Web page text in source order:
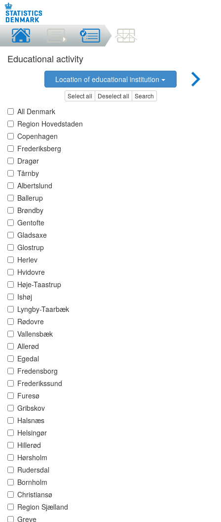
Educational activity
Location of educational institution
Select all Deselect all Search
All Denmark
Region Hovedstaden
Copenhagen
Frederiksberg
Dragør
Tårnby
Albertslund
Ballerup
Brøndby
Gentofte
Gladsaxe
Glostrup
Herlev
Hvidovre
Høje-Taastrup
Ishøj
Lyngby-Taarbæk
Rødovre
Vallensbæk
Allerød
Egedal
Fredensborg
Frederikssund
Furesø
Gribskov
Halsnæs
Helsingør
Hillerød
Hørsholm
Rudersdal
Bornholm
Christiansø
Region Sjælland
Greve